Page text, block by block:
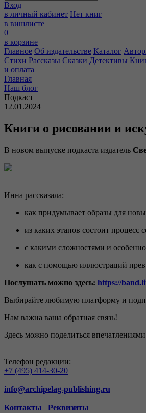
Вход
в личный кабинет Нет книг
в вишлисте
0
в корзине
Главное Об издательстве Каталог
Стихи Рассказы Сказки Детективы
и оплата
Главная
Наш блог
Подкаст
12.01.2024
Книги о рисовании и
В новом выпуске подкаста издатель
Инна рассказала:
как придумывает образы для
из каких этапов состоит процесс
с какими сложностями и
как с помощью иллюстраций
Послушать можно здесь: https://
Выбирайте любимую платформу и
Нам важна ваша обратная связь!
Здесь можно поделиться
Телефон редакции:
+7 (495) 414-30-20
info@archipelag-publishing.ru
Контакты Реквизиты